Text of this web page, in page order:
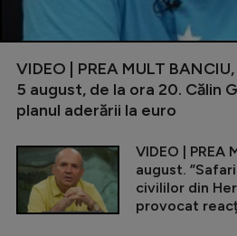
VIDEO | PREA MULT
5 august, de la ora 20. Călin
planul aderării la euro
VIDEO | PREA
august.
civililor din
provocat